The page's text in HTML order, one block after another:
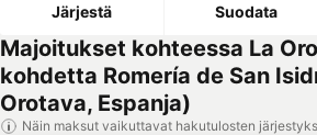
Järjestä Suodata
Majoitukset kohteessa La
kohdetta Romería de San
Orotava, Espanja)
Näin maksut vaikuttavat hakutulosten